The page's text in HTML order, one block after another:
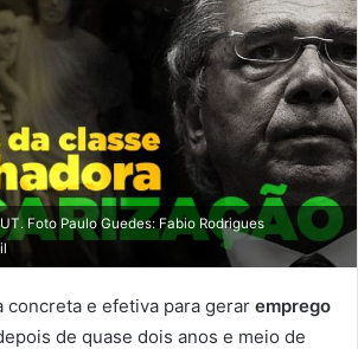
Foto Paulo Guedes: Fabio Rodrigues
concreta e efetiva para gerar emprego
de quase dois anos e meio de